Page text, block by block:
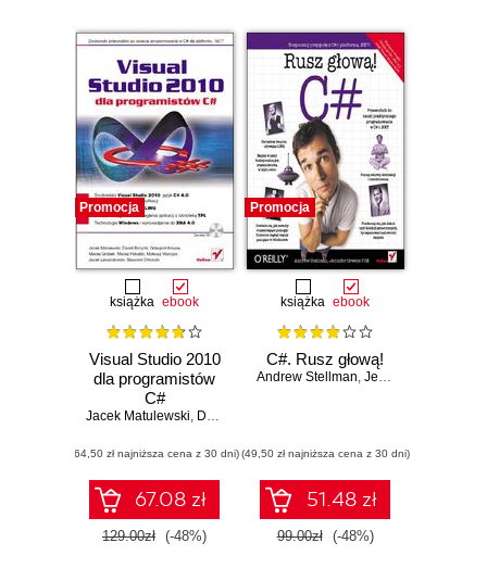
Promocja
książka ebook
Visual Studio 2010
dla programistów
C#
Jacek Matulewski, Dawid Borycki
(64,50 zł najniższa cena z 30 dni)
67.08 zł
129.00zł (-48%)
Promocja
książka ebook
C#. Rusz głową!
Andrew Stellman, Jennifer Greene
(49,50 zł najniższa cena z 30 dni)
51.48 zł
99.00zł (-48%)